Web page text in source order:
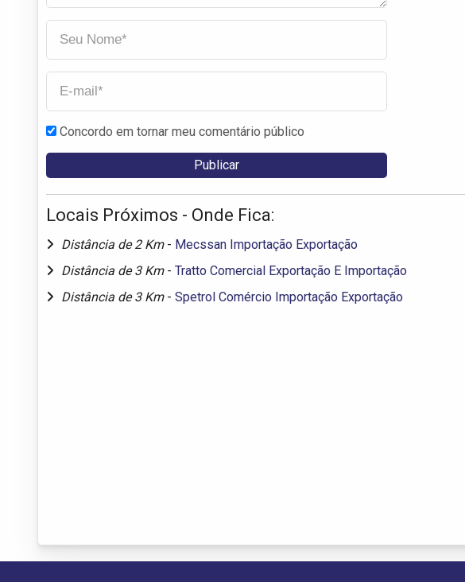
Concordo em tornar meu comentário público
Locais Próximos - Onde Fica:
Distância de 2 Km - Mecssan Importação Exportação
Distância de 3 Km - Tratto Comercial Exportação E Importação
Distância de 3 Km - Spetrol Comércio Importação Exportação